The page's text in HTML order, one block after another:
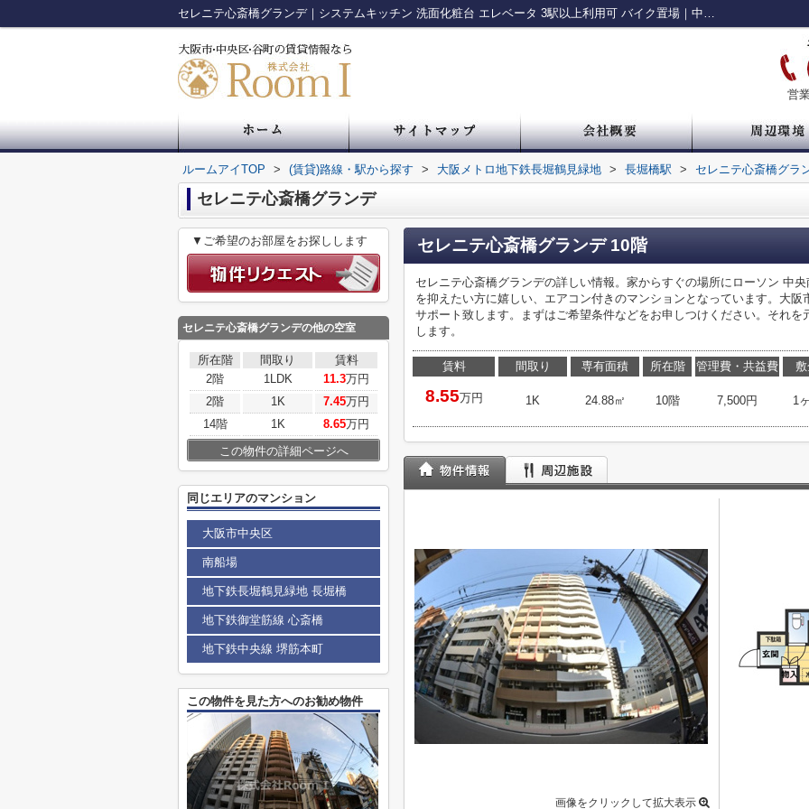
セレニテ心斎橋グランデ｜システムキッチン 洗面化粧台 エレベータ 3駅以上利用可 バイク置場｜中央区・谷町・谷四の賃貸情報 ルームアイ
営
ルームアイTOP > (賃貸)路線・駅から探す > 大阪メトロ地下鉄長堀鶴見緑地 > 長堀橋駅 > セレニテ心斎橋グラ
セレニテ心斎橋グランデ
セレニテ心斎橋グランデ 10階
セレニテ心斎橋グランデの詳しい情報。家からすぐの場所にローソン 中
を抑えたい方に嬉しい、エアコン付きのマンションとなっています。大
サポート致します。まずはご希望条件などをお申しつけください。それ
します。
賃料
8.55万円
間取り
1K
専有面積
24.88㎡
所在階
10階
管理費・共益費
7,500円 1
画像をクリックして拡大表示
▼ご希望のお部屋をお探しします
セレニテ心斎橋グランデの他の空室
所在階 間取り
賃料
2階
1LDK 11.3万円
2階
1K 7.45万円
14階
1K 8.65万円
この物件の詳細ページへ
同じエリアのマンション
大阪市中央区
南船場
地下鉄長堀鶴見緑地 長堀橋
地下鉄御堂筋線 心斎橋
地下鉄中央線 堺筋本町
この物件を見た方へのお勧め物件